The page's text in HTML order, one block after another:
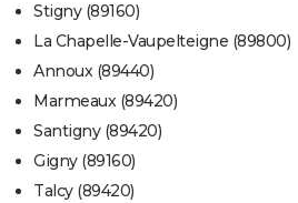
Stigny (89160)
La Chapelle-Vaupelteigne (89800)
Annoux (89440)
Marmeaux (89420)
Santigny (89420)
Gigny (89160)
Talcy (89420)